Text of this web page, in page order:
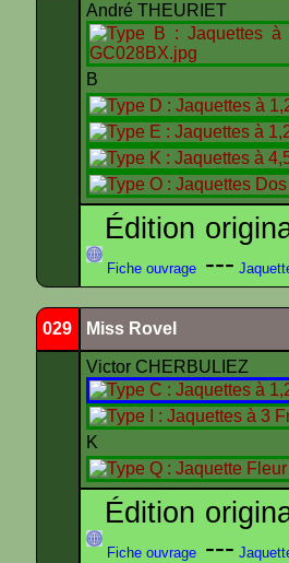
André THEURIET
Édition
Fiche ouvrage ---
029 Miss Rovel
Victor CHERBULIEZ
Édition
Fiche ouvrage ---